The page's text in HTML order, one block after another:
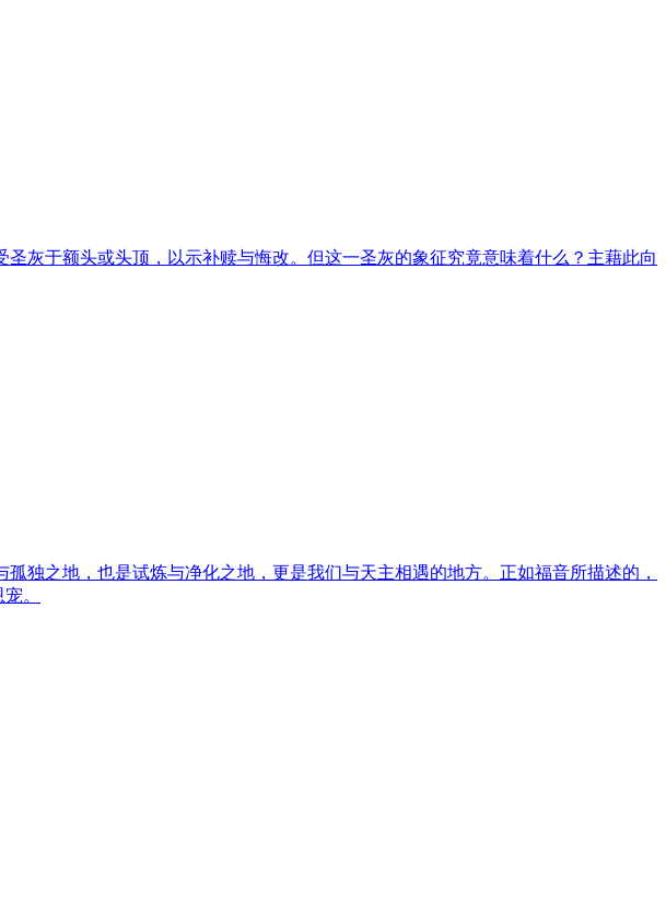
灰于额头或头顶，以示补赎与悔改。但这一圣灰的象征究竟意味着什么？主藉此向
独之地，也是试炼与净化之地，更是我们与天主相遇的地方。正如福音所描述的，
。